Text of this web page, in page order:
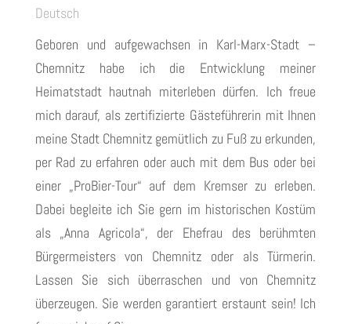
Deutsch
Geboren und aufgewachsen in Karl-Marx-Stadt –
Chemnitz habe ich die Entwicklung meiner
Heimatstadt hautnah miterleben dürfen. Ich freue
mich darauf, als zertifizierte Gästeführerin mit Ihnen
meine Stadt Chemnitz gemütlich zu Fuß zu erkunden,
per Rad zu erfahren oder auch mit dem Bus oder bei
einer „ProBier-Tour“ auf dem Kremser zu erleben.
Dabei begleite ich Sie gern im historischen Kostüm
als „Anna Agricola“, der Ehefrau des berühmten
Bürgermeisters von Chemnitz oder als Türmerin.
Lassen Sie sich überraschen und von Chemnitz
überzeugen. Sie werden garantiert erstaunt sein! Ich